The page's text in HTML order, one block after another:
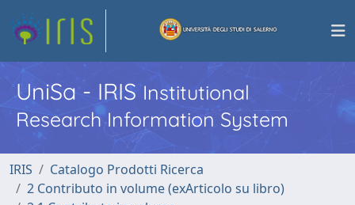
UniSa - IRISInstitutional
Research Information System
IRIS
Catalogo Prodotti Ricerca
2 Contributo in volume (exArticolo su libro)